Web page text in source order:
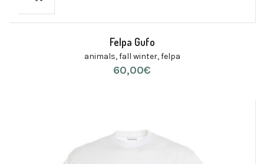
Felpa Gufo
animals,fall winter,felpa
60,00€